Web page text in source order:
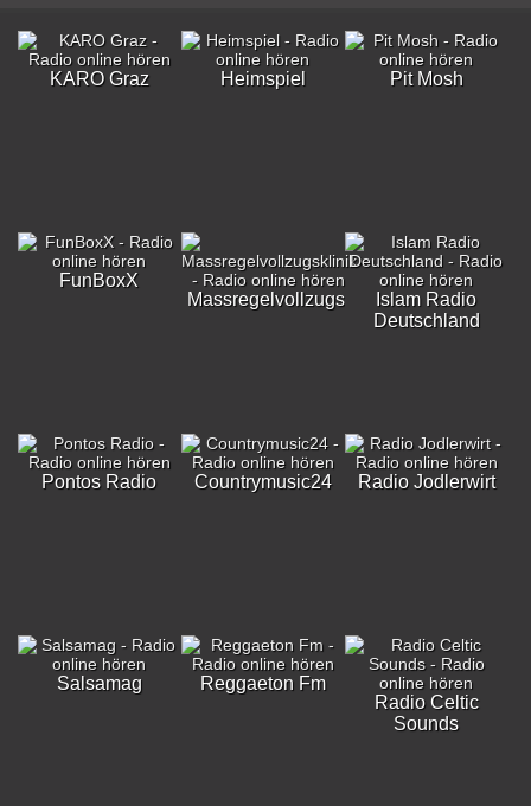
KARO Graz Heimspiel Pit Mosh
FunBoxX
MassregelvollzugsklinikIslam Radio
Deutschland
Pontos Radio Countrymusic24 Radio Jodlerwirt
Salsamag
Reggaeton Fm
Radio Celtic
Sounds